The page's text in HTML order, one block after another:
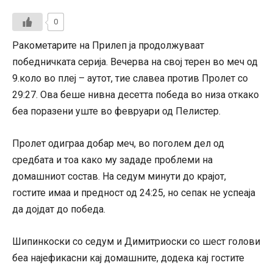
0
Ракометарите на Прилеп ја продолжуваат
победничката серија. Вечерва на свој терен во меч од
9.коло во плеј – аутот, тие славеа против Пролет со
29:27. Ова беше нивна десетта победа во низа откако
беа поразени уште во февруари од Пелистер.
Пролет одиграа добар меч, во поголем дел од
средбата и тоа како му зададе проблеми на
домашниот состав. На седум минути до крајот,
гостите имаа и предност од 24:25, но сепак не успеаја
да дојдат до победа.
Шипинкоски со седум и Димитриоски со шест голови
беа најефикасни кај домашните, додека кај гостите